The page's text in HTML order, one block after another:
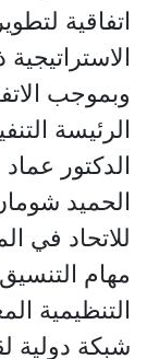
اتفاقية
وبموجب
الرئيسة
الدكتور
الحميد
للاتحاد في
مهام
التنظيمية
شبكة دولية